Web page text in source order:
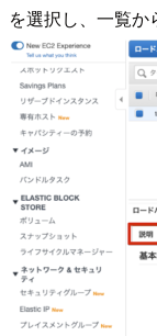
を選択し、一覧か